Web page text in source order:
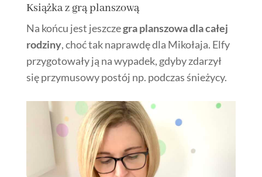
Książka z grą planszową
Na końcu jest jeszczegra planszowa dla całej
rodziny, choć tak naprawdę dla Mikołaja. Elfy
przygotowały ją na wypadek, gdyby zdarzył
się przymusowy postój np. podczas śnieżycy.